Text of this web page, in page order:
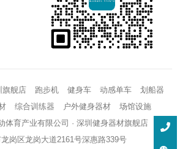
旗舰店 跑步机 健身车 动感单车
划船器
综合训练器 户外健身器材
场馆设施
体育产业有限公司 · 深圳健身器材旗舰店
岗区龙岗大道2161号深惠路339号